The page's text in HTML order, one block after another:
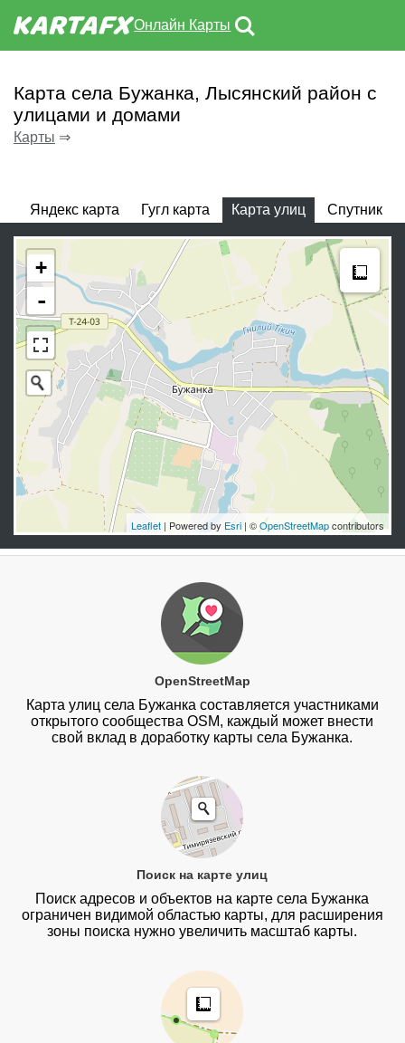
Онлайн Карты
Карта села Бужанка, Лысянский район с
улицами и домами
Карты ⇒
Яндекс карта Гугл карта Карта улиц Спутник
+
-
Leaflet | Powered by Esri | ©OpenStreetMapcontributors
OpenStreetMap
Карта улиц села Бужанка составляется участниками
открытого сообщества OSM, каждый может внести
свой вклад в доработку карты села Бужанка.
Поиск на карте улиц
Поиск адресов и объектов на карте села Бужанка
ограничен видимой областью карты, для расширения
зоны поиска нужно увеличить масштаб карты.